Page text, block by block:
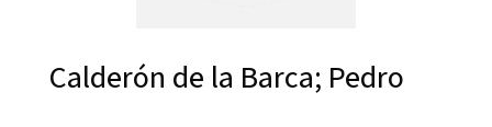
Calderón de la Barca; Pedro